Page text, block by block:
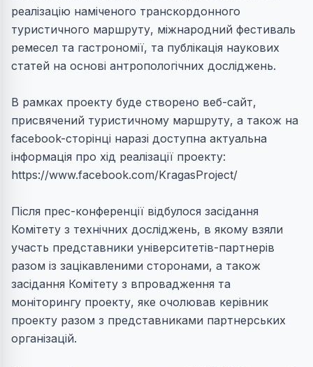
реалізацію наміченого транскордонного
туристичного маршруту, міжнародний фестиваль
ремесел та гастрономії, та публікація наукових
статей на основі антропологічних досліджень.
В рамках проекту буде створено веб-сайт,
присвячений туристичному маршруту, а також на
facebook-сторінці наразі доступна актуальна
інформація про хід реалізації проекту:
https://www.facebook.com/KragasProject/
Після прес-конференції відбулося засідання
Комітету з технічних досліджень, в якому взяли
участь представники університетів-партнерів
разом із зацікавленими сторонами, а також
засідання Комітету з впровадження та
моніторингу проекту, яке очолював керівник
проекту разом з представниками партнерських
організацій.